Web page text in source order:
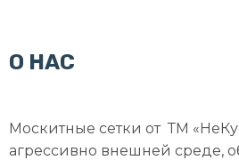
О НАС
Москитные сетки от ТМ
агрессивно внешней среде,